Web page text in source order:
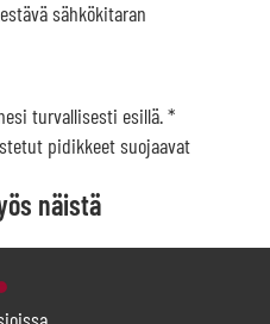
sähkökitaran
turvallisesti esillä. *
pidikkeet suojaavat
näistä